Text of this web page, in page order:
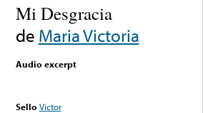
Mi Desgracia
de Maria Victoria
Audio excerpt
Sello Victor